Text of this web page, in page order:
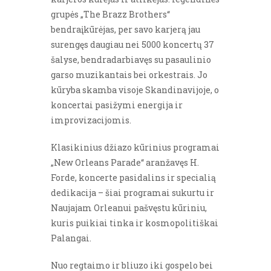
grupės „The Brazz Brothers“
bendraįkūrėjas, per savo karjerą jau
surengęs daugiau nei 5000 koncertų 37
šalyse, bendradarbiavęs su pasaulinio
garso muzikantais bei orkestrais. Jo
kūryba skamba visoje Skandinavijoje, o
koncertai pasižymi energija ir
improvizacijomis.
Klasikinius džiazo kūrinius programai
„New Orleans Parade“ aranžavęs H.
Forde, koncerte pasidalins ir specialią
dedikacija – šiai programai sukurtu ir
Naujajam Orleanui pašvęstu kūriniu,
kuris puikiai tinka ir kosmopolitiškai
Palangai.
Nuo regtaimo ir bliuzo iki gospelo bei